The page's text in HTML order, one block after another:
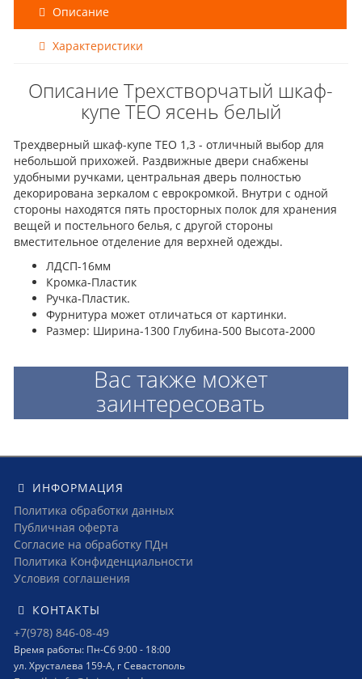
Описание
Характеристики
Описание Трехстворчатый шкаф-
купе ТЕО ясень белый
Трехдверный шкаф-купе ТЕО 1,3 - отличный выбор для
небольшой прихожей. Раздвижные двери снабжены
удобными ручками, центральная дверь полностью
декорирована зеркалом с еврокромкой. Внутри с одной
стороны находятся пять просторных полок для хранения
вещей и постельного белья, с другой стороны
вместительное отделение для верхней одежды.
ЛДСП-16мм
Кромка-Пластик
Ручка-Пластик.
Фурнитура может отличаться от картинки.
Размер: Ширина-1300 Глубина-500 Высота-2000
Вас также может
заинтересовать
ИНФОРМАЦИЯ
Политика обработки данных
Публичная оферта
Согласие на обработку ПДн
Политика Конфиденциальности
Условия соглашения
КОНТАКТЫ
+7(978) 846-08-49
Время работы: Пн-Сб 9:00 - 18:00
ул. Хрусталева 159-А, г Севастополь